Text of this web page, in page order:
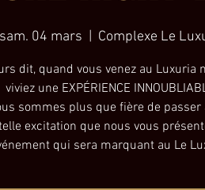
sam. 04 mars
  |
Complexe Le
dit, quand vous venez au Luxuria
viviez une EXPÉRIENCE
sommes plus que fière de passer
excitation que nous vous
qui sera marquant au Le